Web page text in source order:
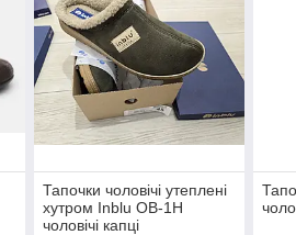
Тапочки чоловічі утеплені
хутром Inblu OB-1H
чоловічі капці